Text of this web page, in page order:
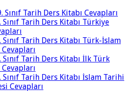
Sınıf Tarih Ders Kitabı Cevapları
Sınıf Tarih Ders Kitabı Türkiye
Sınıf Tarih Ders Kitabı Türk-İslam
Sınıf Tarih Ders Kitabı İlk Türk
Sınıf Tarih Ders Kitabı İslam Tarihi
Cevapları